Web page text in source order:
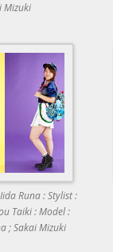
Mizuki
Runa : Stylist :
Taiki : Model :
; Sakai Mizuki